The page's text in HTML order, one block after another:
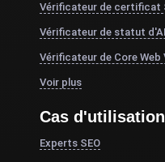
Vérificateur de certificat
Vérificateur de statut
Vérificateur de Core Web
Voir plus
Cas d'utilisation
Experts SEO